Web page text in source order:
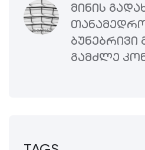
ᲛᲘᲜᲘᲡ
ᲑᲣᲜᲔᲑᲠᲘᲕᲘ
ᲒᲐᲛᲫᲚᲔ